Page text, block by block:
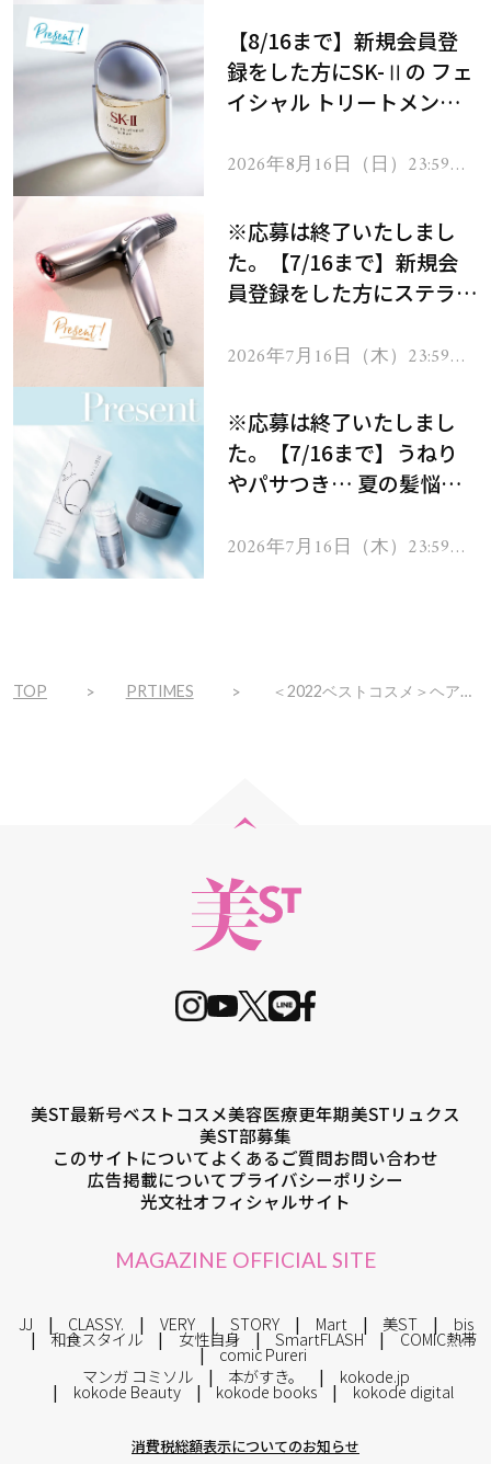
【8/16まで】新規会員登
録をした方にSK-Ⅱの フェ
イシャル トリートメント
2026年8月16日（日）23:59ま
※応募は終了いたしまし
た。【7/16まで】新規会
員登録をした方にステラボ
ヘアドライヤー ジュエル
2026年7月16日（木）23:59ま
※応募は終了いたしまし
た。【7/16まで】うねり
やパサつき… 夏の髪悩み
ムを13名様にプレゼン
2026年7月16日（木）23:59ま
TOP PRTIMES ＜2022ベストコスメ＞ヘアケアの常識を超えた新質感『フローディア エイジングケアライン グランメロウ』が受賞！
美ST最新号ベストコスメ美容医療更年期美STリュクス
美ST部募集
このサイトについてよくあるご質問お問い合わせ
広告掲載についてプライバシーポリシー
光文社オフィシャルサイト
MAGAZINE OFFICIAL SITE
JJ CLASSY. VERY STORY Mart 美ST bis
和食スタイル 女性自身 SmartFLASH COMIC熱帯
comic Pureri
マンガ コミソル
本がすき。 kokode.jp
kokode Beauty kokode books kokode digital
消費税総額表示についてのお知らせ